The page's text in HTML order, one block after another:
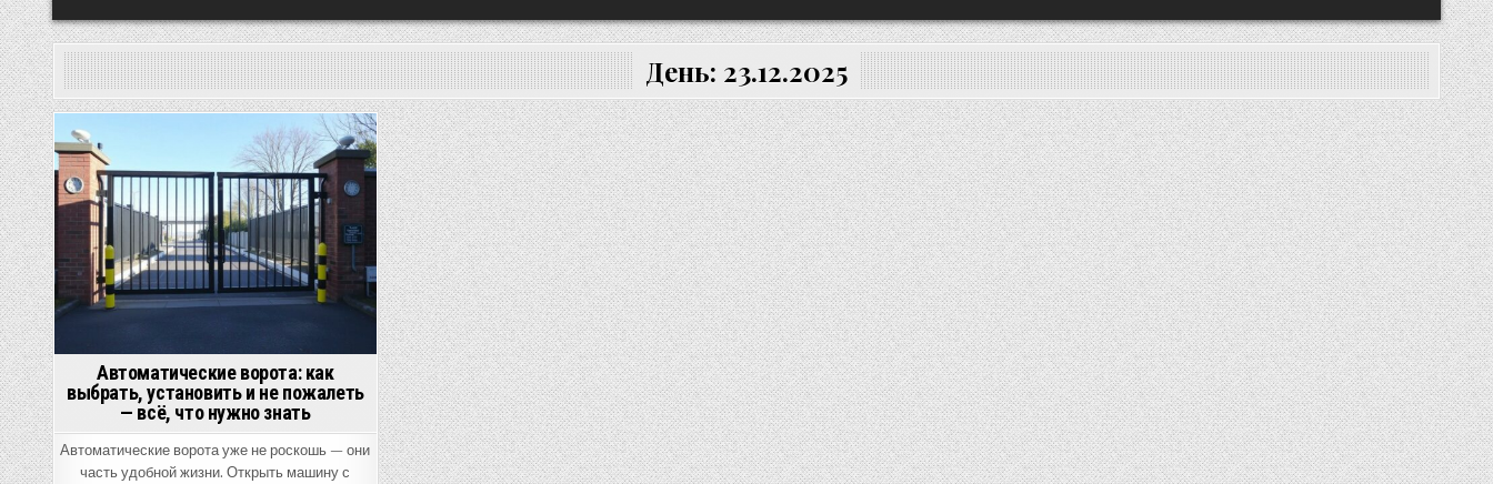
День: 23.12.2025
in
Автоматические ворота: как
выбрать, установить и не пожалеть
— всё, что нужно знать
Автоматические ворота уже не роскошь — они
часть удобной жизни. Открыть машину с